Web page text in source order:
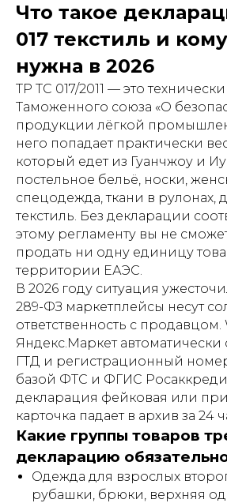
Что такое
017 текстиль и
нужна в 2026
ТР ТС 017/2011 — это
Таможенного союза «О
продукции лёгкой
него попадает практически
который едет из Гуанчжоу и
постельное бельё, носки,
спецодежда, ткани в рулонах,
текстиль. Без декларации
этому регламенту вы не
продать ни одну единицу
территории ЕАЭС.
В 2026 году ситуация
289-ФЗ маркетплейсы несут
ответственность с продавцом.
Яндекс.Маркет
ГТД и регистрационный
базой ФТС и ФГИС
декларация фейковая или
карточка падает в архив за 24
Какие группы товаров
декларацию
Одежда для взрослых
рубашки, брюки, верхняя